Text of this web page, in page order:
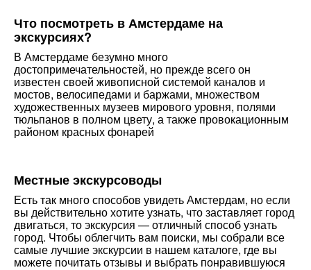
Что посмотреть в Амстердаме на
экскурсиях?
В Амстердаме безумно много
достопримечательностей, но прежде всего он
известен своей живописной системой каналов и
мостов, велосипедами и баржами, множеством
художественных музеев мирового уровня, полями
тюльпанов в полном цвету, а также провокационным
районом красных фонарей
Местные экскурсоводы
Есть так много способов увидеть Амстердам, но если
вы действительно хотите узнать, что заставляет город
двигаться, то экскурсия — отличный способ узнать
город. Чтобы облегчить вам поиски, мы собрали все
самые лучшие экскурсии в нашем каталоге, где вы
можете почитать отзывы и выбрать понравившуюся